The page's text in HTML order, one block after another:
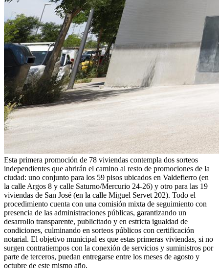
Esta primera promoción de 78 viviendas contempla dos sorteos
independientes que abrirán el camino al resto de promociones de la
ciudad: uno conjunto para los 59 pisos ubicados en Valdefierro (en
la calle Argos 8 y calle Saturno/Mercurio 24-26) y otro para las 19
viviendas de San José (en la calle Miguel Servet 202). Todo el
procedimiento cuenta con una comisión mixta de seguimiento con
presencia de las administraciones públicas, garantizando un
desarrollo transparente, publicitado y en estricta igualdad de
condiciones, culminando en sorteos públicos con certificación
notarial. El objetivo municipal es que estas primeras viviendas, si no
surgen contratiempos con la conexión de servicios y suministros por
parte de terceros, puedan entregarse entre los meses de agosto y
octubre de este mismo año.